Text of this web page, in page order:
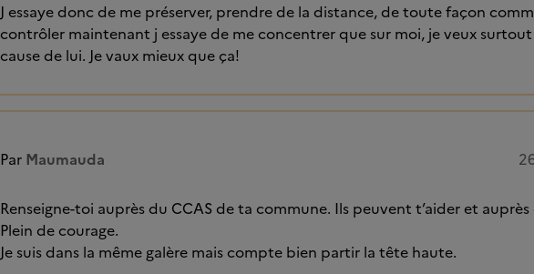
J essaye donc de me préserver, prendre de la distance, de toute façon
contrôler maintenant j essaye de me concentrer que sur moi, je veux
cause de lui. Je vaux mieux que ça!
Par Maumauda
Renseigne-toi auprès du CCAS de ta commune. Ils peuvent t’aider et auprès
Plein de courage.
Je suis dans la même galère mais compte bien partir la tête haute.